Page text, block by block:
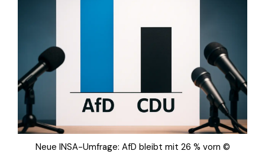
Neue INSA-Umfrage: AfD bleibt mit 26 % vorn ©